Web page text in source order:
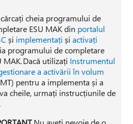
cheia programului de
ESU MAK din portalul
și implementați șiactivați
programului de completare
MAK. Dacă utilizați Instrumentul
a activării în volum
pentru a implementa și a
cheile, urmați instrucțiunile de
.